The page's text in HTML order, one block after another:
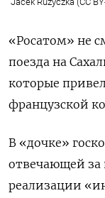
«Росатом» не
поезда на
которые
французской
В «дочке»
отвечающей за
реализации